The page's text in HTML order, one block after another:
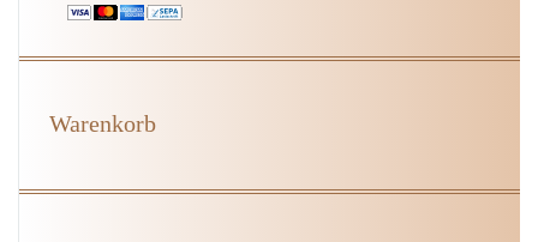
Warenkorb